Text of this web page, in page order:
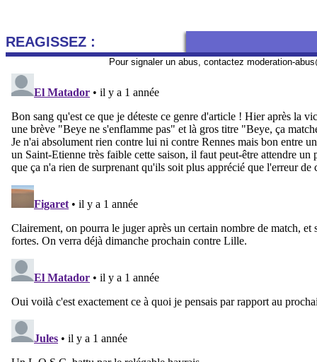
REAGISSEZ :
Pour signaler un abus, contactez moderation-